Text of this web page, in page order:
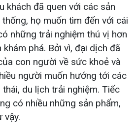
khách đã quen với các sản
họ muốn tìm đến với cái
những trải nghiệm thú vị hơn
phá. Bởi vì, đại dịch đã
con người về sức khoẻ và
người muốn hướng tới các
du lịch trải nghiệm. Tiếc
có nhiều những sản phẩm,
vậy.